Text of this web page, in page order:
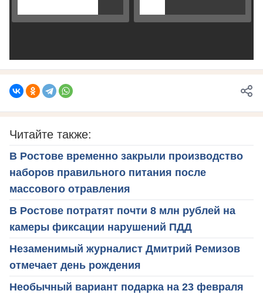
Читайте также:
В Ростове временно закрыли производство
наборов правильного питания после
массового отравления
В Ростове потратят почти 8 млн рублей на
камеры фиксации нарушений ПДД
Незаменимый журналист Дмитрий Ремизов
отмечает день рождения
Необычный вариант подарка на 23 февраля